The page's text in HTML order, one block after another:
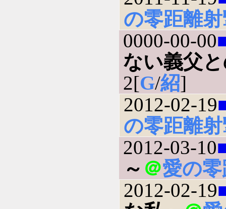
の零距離
0000-00-00
ない義父
2[G/紹]
2012-02-19
の零距離
2012-03-10
～ ＠愛の
2012-02-19